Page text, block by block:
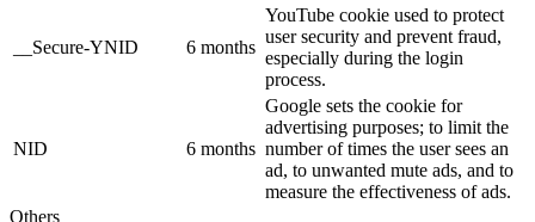
__Secure-YNID 6 months
YouTube cookie used to protect
user security and prevent fraud,
especially during the login
process.
NID 6 months
Google sets the cookie for
advertising purposes; to limit the
number of times the user sees an
ad, to unwanted mute ads, and to
measure the effectiveness of ads.
Others